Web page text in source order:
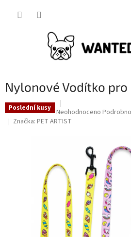
Nylonové Vodítko pro
Poslední kusy
Průměrné
hodnocení
5
hvězdiček.
Neohodnoceno
Značka: PET ARTIST